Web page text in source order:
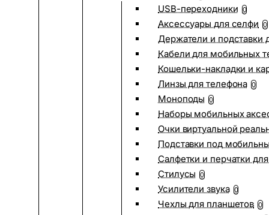
USB-переходники 0
Аксессуары для селфи 0
Держатели и подставки
Кабели для мобильных
Кошельки-накладки и
Линзы для телефона 0
Моноподы 0
Наборы мобильных
Очки виртуальной
Подставки под
Салфетки и перчатки
Стилусы 0
Усилители звука 0
Чехлы для планшетов 0